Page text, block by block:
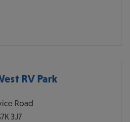
RV Park
Road
3J7